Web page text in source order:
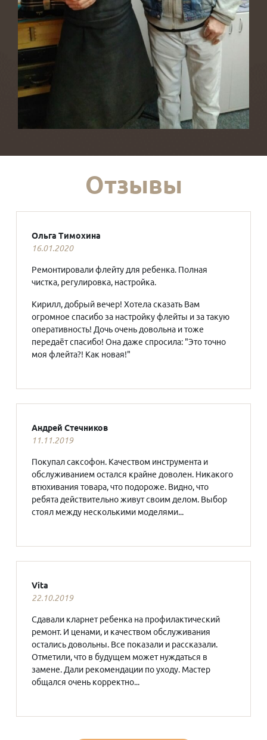
Отзывы
Ольга Тимохина
16.01.2020
Ремонтировали флейту для ребенка. Полная
чистка, регулировка, настройка.
Кирилл, добрый вечер! Хотела сказать Вам
огромное спасибо за настройку флейты и за такую
оперативность! Дочь очень довольна и тоже
передаёт спасибо! Она даже спросила: "Это точно
моя флейта?! Как новая!"
Андрей Стечников
11.11.2019
Покупал саксофон. Качеством инструмента и
обслуживанием остался крайне доволен. Никакого
втюхивания товара, что подороже. Видно, что
ребята действительно живут своим делом. Выбор
стоял между несколькими моделями...
Vita
22.10.2019
Сдавали кларнет ребенка на профилактический
ремонт. И ценами, и качеством обслуживания
остались довольны. Все показали и рассказали.
Отметили, что в будущем может нуждаться в
замене. Дали рекомендации по уходу. Мастер
общался очень корректно...